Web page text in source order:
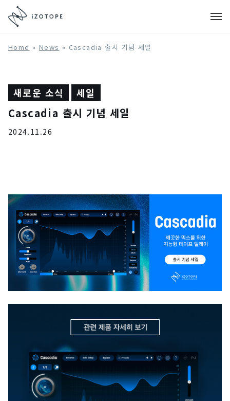
Home » News » Cascadia 출시 기념 세일
새로운 소식 세일
Cascadia 출시 기념 세일
2024.11.26